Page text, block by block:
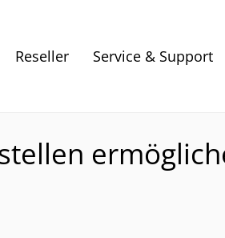
Reseller Service & Support